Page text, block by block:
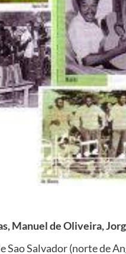
Manuel de Oliveira,
Sao Salvador (norte de